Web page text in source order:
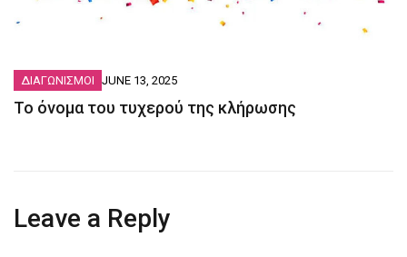
ΔΙΑΓΩΝΙΣΜΟΙ JUNE 13, 2025
Το όνομα του τυχερού της κλήρωσης
Leave a Reply